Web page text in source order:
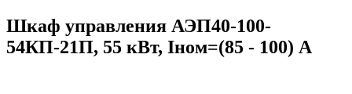
Шкаф управления АЭП40-100-
54КП-21П, 55 кВт, Iном=(85 - 100) А